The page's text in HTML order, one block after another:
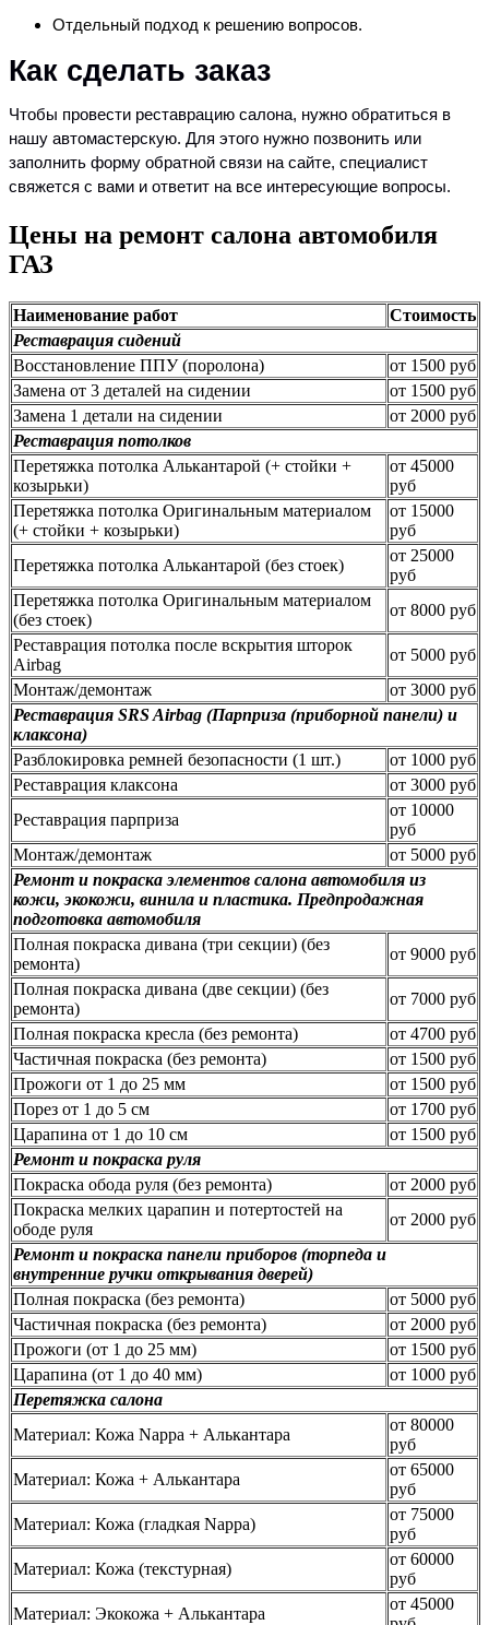
Отдельный подход к решению вопросов.
Как сделать заказ
Чтобы провести реставрацию салона, нужно обратиться в
нашу автомастерскую. Для этого нужно позвонить или
заполнить форму обратной связи на сайте, специалист
свяжется с вами и ответит на все интересующие вопросы.
Цены на ремонт салона автомобиля
ГАЗ
Наименование работ
Стоимость
Реставрация сидений
Восстановление ППУ (поролона)
от 1500 руб
Замена от 3 деталей на сидении
от 1500 руб
Замена 1 детали на сидении
от 2000 руб
Реставрация потолков
Перетяжка потолка Алькантарой (+ стойки +
козырьки)
от 45000
руб
Перетяжка потолка Оригинальным материалом
(+ стойки + козырьки)
от 15000
руб
Перетяжка потолка Алькантарой (без стоек)
от 25000
руб
Перетяжка потолка Оригинальным материалом
(без стоек)
от 8000 руб
Реставрация потолка после вскрытия шторок
Airbag
от 5000 руб
Монтаж/демонтаж
от 3000 руб
Реставрация SRS Airbag (Парприза (приборной панели) и
клаксона)
Разблокировка ремней безопасности (1 шт.)
от 1000 руб
Реставрация клаксона
от 3000 руб
Реставрация парприза
от 10000
руб
Монтаж/демонтаж
от 5000 руб
Ремонт и покраска элементов салона автомобиля из
кожи, экокожи, винила и пластика. Предпродажная
подготовка автомобиля
Полная покраска дивана (три секции) (без
ремонта)
от 9000 руб
Полная покраска дивана (две секции) (без
ремонта)
от 7000 руб
Полная покраска кресла (без ремонта)
от 4700 руб
Частичная покраска (без ремонта)
от 1500 руб
Прожоги от 1 до 25 мм
от 1500 руб
Порез от 1 до 5 см
от 1700 руб
Царапина от 1 до 10 см
от 1500 руб
Ремонт и покраска руля
Покраска обода руля (без ремонта)
от 2000 руб
Покраска мелких царапин и потертостей на
ободе руля
от 2000 руб
Ремонт и покраска панели приборов (торпеда и
внутренние ручки открывания дверей)
Полная покраска (без ремонта)
от 5000 руб
Частичная покраска (без ремонта)
от 2000 руб
Прожоги (от 1 до 25 мм)
от 1500 руб
Царапина (от 1 до 40 мм)
от 1000 руб
Перетяжка салона
Материал: Кожа Nappa + Алькантара
от 80000
руб
Материал: Кожа + Алькантара
от 65000
руб
Материал: Кожа (гладкая Nappa)
от 75000
руб
Материал: Кожа (текстурная)
от 60000
руб
Материал: Экокожа + Алькантара
от 45000